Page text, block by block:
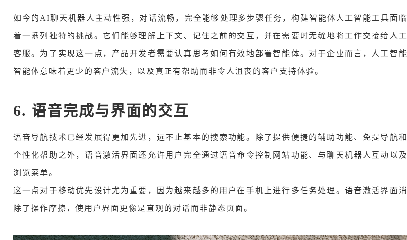
如今的AI聊天机器人主动性强，对话流畅，完全能够处理多步骤任务，构建智能体人工智能工具面临
着一系列独特的挑战。它们能够理解上下文、记住之前的交互，并在需要时无缝地将工作交接给人工
客服。为了实现这一点，产品开发者需要认真思考如何有效地部署智能体。对于企业而言，人工智能
智能体意味着更少的客户流失，以及真正有帮助而非令人沮丧的客户支持体验。
6. 语音完成与界面的交互
语音导航技术已经发展得更加先进，远不止基本的搜索功能。除了提供便捷的辅助功能、免提导航和
个性化帮助之外，语音激活界面还允许用户完全通过语音命令控制网站功能、与聊天机器人互动以及
浏览菜单。
这一点对于移动优先设计尤为重要，因为越来越多的用户在手机上进行多任务处理。语音激活界面消
除了操作摩擦，使用户界面更像是直观的对话而非静态页面。